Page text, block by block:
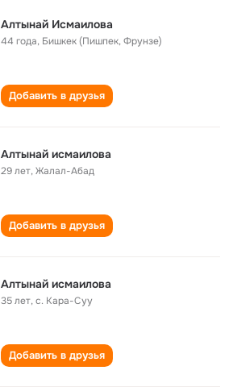
Алтынай Исмаилова
44 года, Бишкек (Пишпек, Фрунзе)
Добавить в друзья
Алтынай исмаилова
29 лет,Жалал-Абад
Добавить в друзья
Алтынай исмаилова
35 лет,с. Кара-Суу
Добавить в друзья